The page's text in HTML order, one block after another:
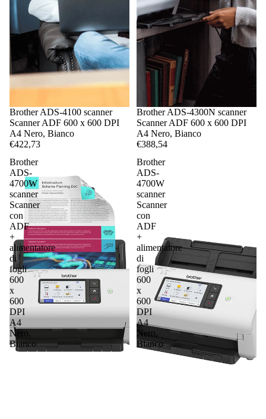
Brother ADS-4100 scanner
Scanner ADF 600 x 600 DPI
A4 Nero, Bianco
€422,73
Brother ADS-4300N scanner
Scanner ADF 600 x 600 DPI
A4 Nero, Bianco
€388,54
Brother
ADS-
4700W
scanner
Scanner
con
ADF
+
alimentatore
di
fogli
600
x
600
DPI
A4
Nero,
Bianco
Brother
ADS-
4700W
scanner
Scanner
con
ADF
+
alimentatore
di
fogli
600
x
600
DPI
A4
Nero,
Bianco